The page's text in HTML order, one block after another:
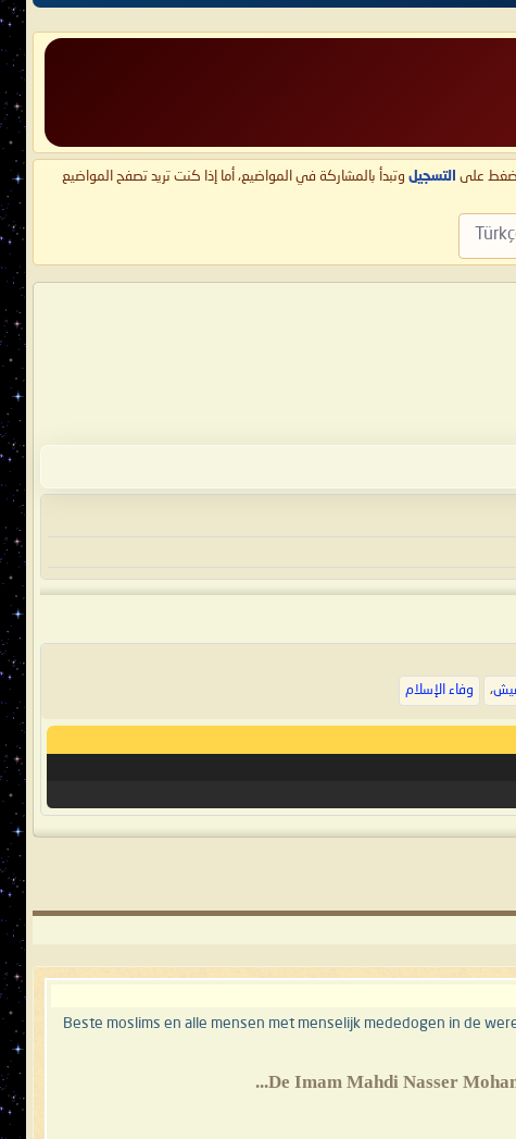
على التسجيل وتبدأ بالمشاركة في المواضيع، أما إذا كنت تريد تصفح المواضيع
، وفاء الإسلام
Beste moslims en alle mensen met menselijk mededogen in de